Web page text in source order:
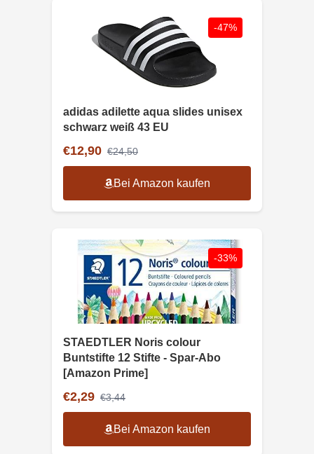
-47%
adidas adilette aqua slides unisex
schwarz weiß 43 EU
€12,90 €24,50
Bei Amazon kaufen
-33%
STAEDTLER Noris colour
Buntstifte 12 Stifte - Spar-Abo
[Amazon Prime]
€2,29 €3,44
Bei Amazon kaufen